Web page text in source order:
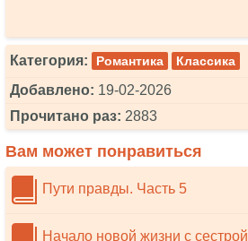
Категория: Романтика Классика
Добавлено: 19-02-2026
Прочитано раз: 2883
Вам может понравиться
Пути правды. Часть 5
Начало новой жизни с сестрой